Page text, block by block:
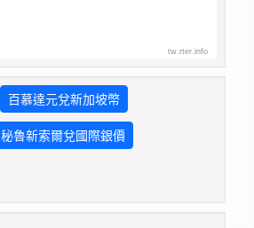
tw.rter.info
百慕達元兌新加坡幣
秘魯新索爾兌國際銀價